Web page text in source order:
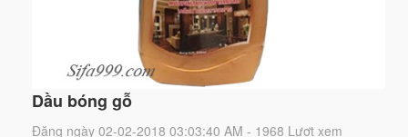
Dầu bóng gỗ
Đăng ngày 02-02-2018 03:03:40 AM - 1968 Lượt xem